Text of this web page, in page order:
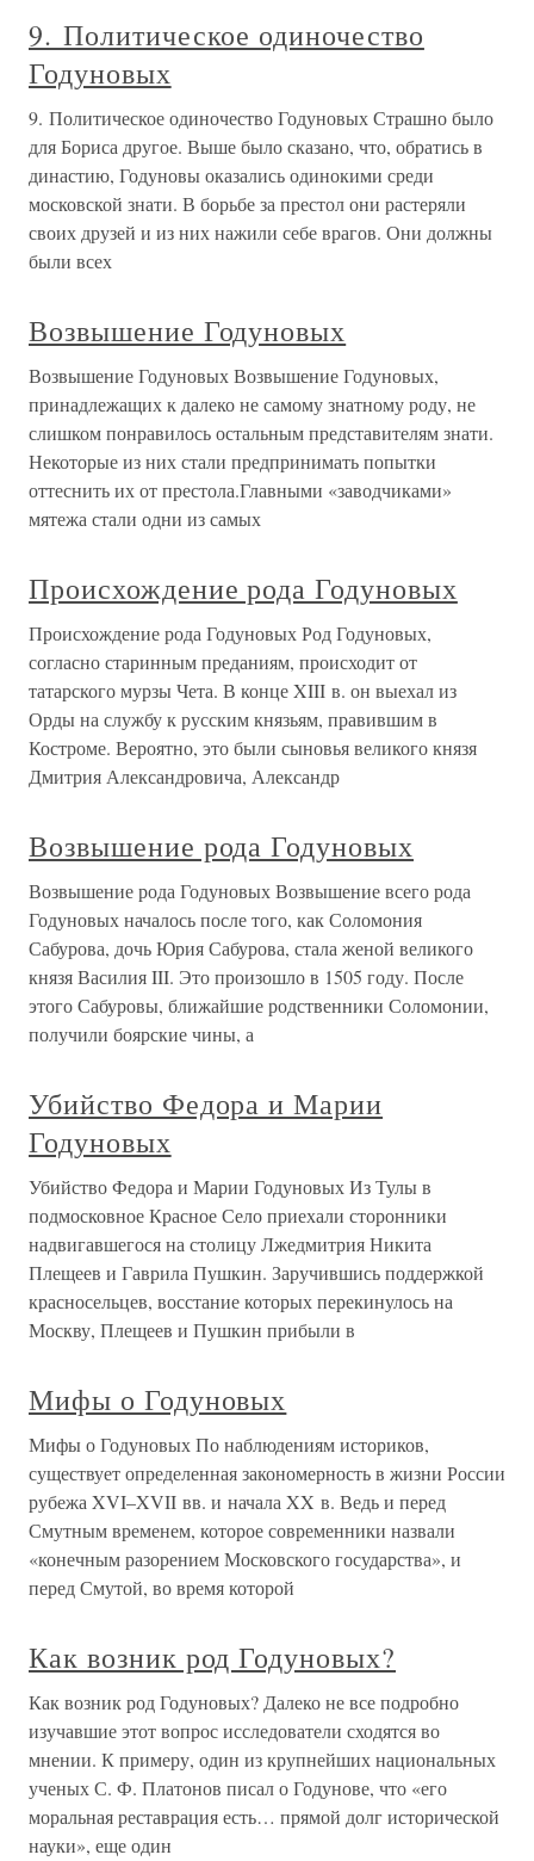
9. Политическое одиночество
Годуновых
9. Политическое одиночество Годуновых Страшно было
для Бориса другое. Выше было сказано, что, обратись в
династию, Годуновы оказались одинокими среди
московской знати. В борьбе за престол они растеряли
своих друзей и из них нажили себе врагов. Они должны
были всех
Возвышение Годуновых
Возвышение Годуновых Возвышение Годуновых,
принадлежащих к далеко не самому знатному роду, не
слишком понравилось остальным представителям знати.
Некоторые из них стали предпринимать попытки
оттеснить их от престола.Главными «заводчиками»
мятежа стали одни из самых
Происхождение рода Годуновых
Происхождение рода Годуновых Род Годуновых,
согласно старинным преданиям, происходит от
татарского мурзы Чета. В конце XIII в. он выехал из
Орды на службу к русским князьям, правившим в
Костроме. Вероятно, это были сыновья великого князя
Дмитрия Александровича, Александр
Возвышение рода Годуновых
Возвышение рода Годуновых Возвышение всего рода
Годуновых началось после того, как Соломония
Сабурова, дочь Юрия Сабурова, стала женой великого
князя Василия III. Это произошло в 1505 году. После
этого Сабуровы, ближайшие родственники Соломонии,
получили боярские чины, а
Убийство Федора и Марии
Годуновых
Убийство Федора и Марии Годуновых Из Тулы в
подмосковное Красное Село приехали сторонники
надвигавшегося на столицу Лжедмитрия Никита
Плещеев и Гаврила Пушкин. Заручившись поддержкой
красносельцев, восстание которых перекинулось на
Москву, Плещеев и Пушкин прибыли в
Мифы о Годуновых
Мифы о Годуновых По наблюдениям историков,
существует определенная закономерность в жизни России
рубежа XVI–XVII вв. и начала XX в. Ведь и перед
Смутным временем, которое современники назвали
«конечным разорением Московского государства», и
перед Смутой, во время которой
Как возник род Годуновых?
Как возник род Годуновых? Далеко не все подробно
изучавшие этот вопрос исследователи сходятся во
мнении. К примеру, один из крупнейших национальных
ученых С. Ф. Платонов писал о Годунове, что «его
моральная реставрация есть… прямой долг исторической
науки», еще один